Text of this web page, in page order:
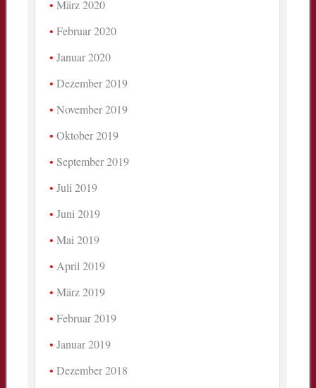
März 2020
Februar 2020
Januar 2020
Dezember 2019
November 2019
Oktober 2019
September 2019
Juli 2019
Juni 2019
Mai 2019
April 2019
März 2019
Februar 2019
Januar 2019
Dezember 2018